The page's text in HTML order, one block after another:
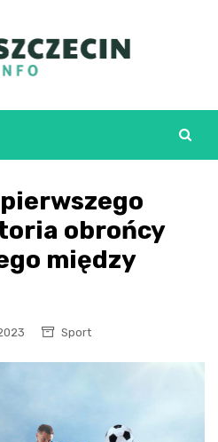
obrońcy
między
Sport